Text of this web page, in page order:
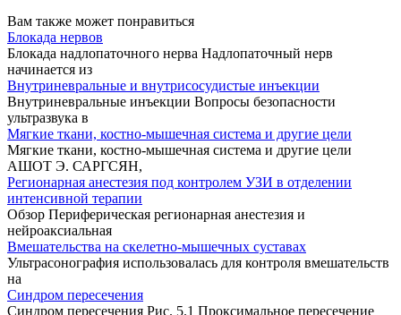
Вам также может понравиться
Блокада нервов
Блокада надлопаточного нерва Надлопаточный нерв
начинается из
Внутриневральные и внутрисосудистые инъекции
Внутриневральные инъекции Вопросы безопасности
ультразвука в
Мягкие ткани, костно-мышечная система и другие цели
Мягкие ткани, костно-мышечная система и другие цели
АШОТ Э. САРГСЯН,
Регионарная анестезия под контролем УЗИ в отделении
интенсивной терапии
Обзор Периферическая регионарная анестезия и
нейроаксиальная
Вмешательства на скелетно-мышечных суставах
Ультрасонография использовалась для контроля вмешательств
на
Синдром пересечения
Синдром пересечения Рис. 5.1 Проксимальное пересечение